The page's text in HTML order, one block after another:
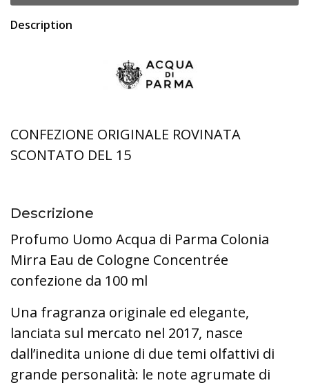
Description
CONFEZIONE ORIGINALE ROVINATA
SCONTATO DEL 15
Descrizione
Profumo Uomo Acqua di Parma Colonia
Mirra Eau de Cologne Concentrée
confezione da 100 ml
Una fragranza originale ed elegante,
lanciata sul mercato nel 2017, nasce
dall’inedita unione di due temi olfattivi di
grande personalità: le note agrumate di